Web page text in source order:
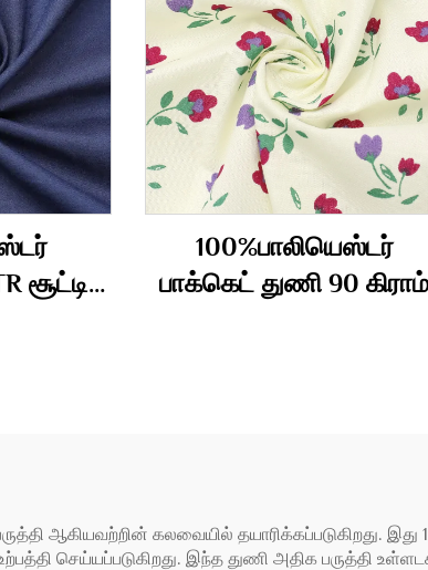
சூட்டிங்
100%பாலியெஸ்டர்
பாக்கெட் துணி 90 கிராம்
ஆகியவற்றின் கலவையில் தயாரிக்கப்படுகிறது.
செய்யப்படுகிறது. இந்த துணி அதிக பருத்தி